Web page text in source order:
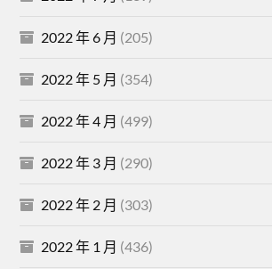
2022 年 6 月 (205)
2022 年 5 月 (354)
2022 年 4 月 (499)
2022 年 3 月 (290)
2022 年 2 月 (303)
2022 年 1 月 (436)